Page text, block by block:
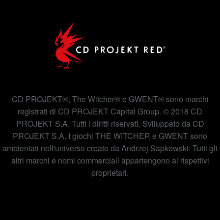
CD PROJEKT®, The Witcher® e GWENT® sono marchi
registrati di CD PROJEKT Capital Group. © 2018 CD
PROJEKT S.A. Tutti i diritti riservati. Sviluppato da CD
PROJEKT S.A. I giochi THE WITCHER e GWENT sono
ambientati nell'universo creato da Andrzej Sapkowski. Tutti gli
altri marchi e nomi commerciali appartengono ai rispettivi
proprietari.